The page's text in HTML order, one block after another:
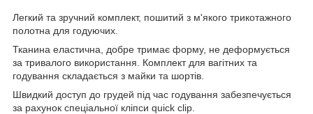
Легкий та зручний комплект, пошитий з м'якого трикотажного
полотна для годуючих.
Тканина еластична, добре тримає форму, не деформується
за тривалого використання. Комплект для вагітних та
годування складається з майки та шортів.
Швидкий доступ до грудей під час годування забезпечується
за рахунок спеціальної кліпси quick clip.